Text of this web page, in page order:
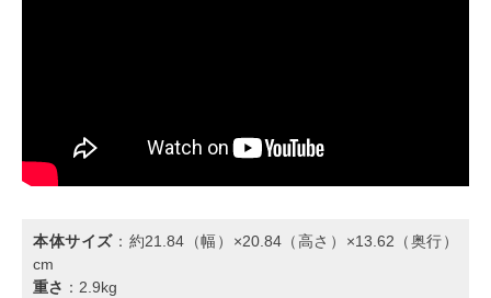
本体サイズ ：約21.84（幅）×20.84（高さ）×13.62（奥行）
cm
重さ ：‎2.9kg